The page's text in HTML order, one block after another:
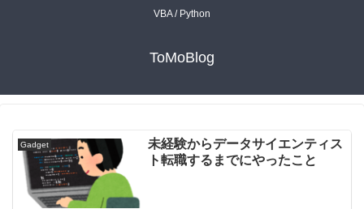
VBA / Python
ToMoBlog
Gadget
未経験からデータサイエンティス
ト転職するまでにやったこと